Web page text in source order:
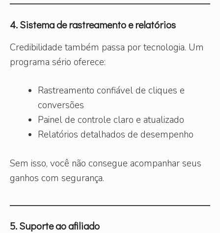
4. Sistema de rastreamento e relatórios
Credibilidade também passa por tecnologia. Um
programa sério oferece:
Rastreamento confiável de cliques e
conversões
Painel de controle claro e atualizado
Relatórios detalhados de desempenho
Sem isso, você não consegue acompanhar seus
ganhos com segurança.
5. Suporte ao afiliado